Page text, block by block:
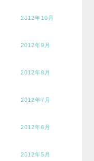
2012年10月
2012年9月
2012年8月
2012年7月
2012年6月
2012年5月